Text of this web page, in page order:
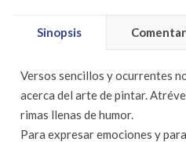
Sinopsis
Versos sencillos y ocurrentes
acerca del arte de pintar.
rimas llenas de humor.
Para expresar emociones y